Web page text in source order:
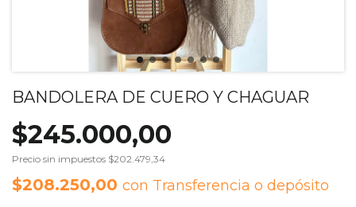
BANDOLERA DE CUERO Y CHAGUAR
$245.000,00
Precio sin impuestos $202.479,34
$208.250,00 con Transferencia o depósito